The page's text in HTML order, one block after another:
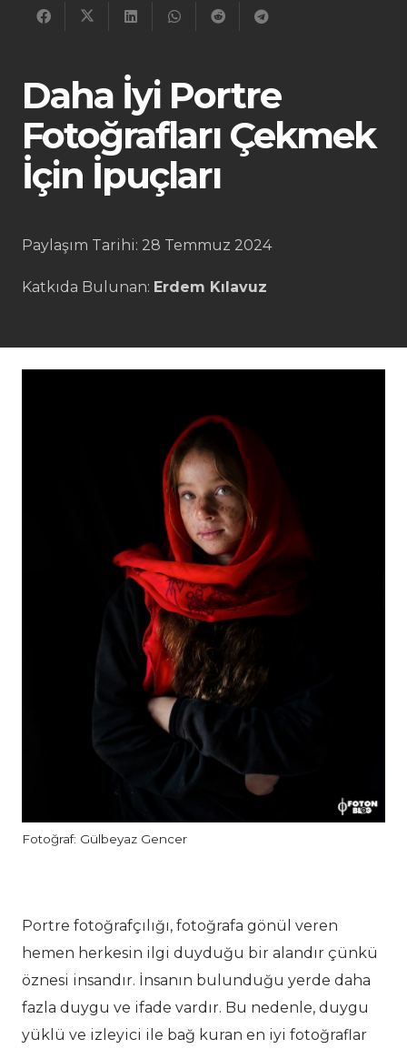
Daha İyi Portre
Fotoğrafları Çekmek
İçin İpuçları
Paylaşım Tarihi: 28 Temmuz 2024
Katkıda Bulunan: Erdem Kılavuz
Fotoğraf: Gülbeyaz Gencer
Portre fotoğrafçılığı, fotoğrafa gönül veren
hemen herkesin ilgi duyduğu bir alandır çünkü
öznesi insandır. İnsanın bulunduğu yerde daha
fazla duygu ve ifade vardır. Bu nedenle, duygu
yüklü ve izleyici ile bağ kuran en iyi fotoğraflar